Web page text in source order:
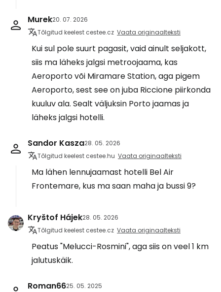
Murek20. 07. 2026
Tõlgitud keelest cestee.cz Vaata originaalteksti
Kui sul pole suurt pagasit, vaid ainult seljakott,
siis ma läheks jalgsi metroojaama, kas
Aeroporto või Miramare Station, aga pigem
Aeroporto, sest see on juba Riccione piirkonda
kuuluv ala. Sealt väljuksin Porto jaamas ja
läheks jalgsi hotelli.
Sandor Kasza28. 05. 2026
Tõlgitud keelest cestee.hu Vaata originaalteksti
Ma lähen lennujaamast hotelli Bel Air
Frontemare, kus ma saan maha ja bussi 9?
Kryštof Hájek28. 05. 2026
Tõlgitud keelest cestee.cz Vaata originaalteksti
Peatus "Melucci-Rosmini", aga siis on veel 1 km
jalutuskäik.
Roman6625. 05. 2025